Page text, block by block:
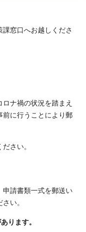
窓口へお越しくださ
ナ禍の状況を踏まえ
前に行うことにより郵
さい。
申請書類一式を郵送い
い。
ります。